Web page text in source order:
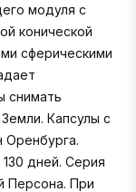
модуля с
конической
сферическими
снимать
Капсулы с
Оренбурга.
дней. Серия
Персона. При